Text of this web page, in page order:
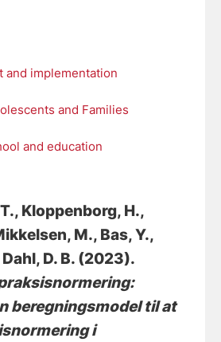
and implementation
and Families
and education
, Kloppenborg, H.,
M., Bas, Y.,
Dahl, D. B. (2023).
beregningsmodel til at
i